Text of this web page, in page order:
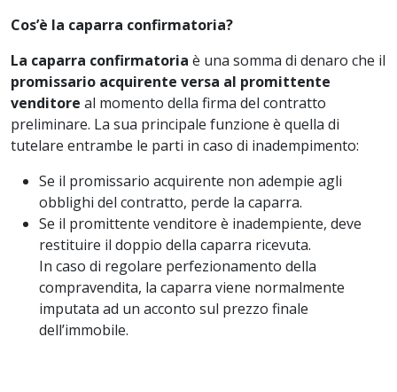
Cos’è la caparra confirmatoria?
La caparra confirmatoria è una somma di denaro che il
promissario acquirente versa al promittente
venditore al momento della firma del contratto
preliminare. La sua principale funzione è quella di
tutelare entrambe le parti in caso di inadempimento:
Se il promissario acquirente non adempie agli
obblighi del contratto, perde la caparra.
Se il promittente venditore è inadempiente, deve
restituire il doppio della caparra ricevuta.
In caso di regolare perfezionamento della
compravendita, la caparra viene normalmente
imputata ad un acconto sul prezzo finale
dell’immobile.